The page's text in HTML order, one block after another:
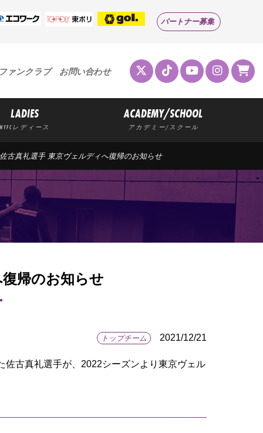
パートナー募集
ァンクラブ お問い合わせ
LADIES
MYFCレディース
ACADEMY/SCHOOL
アカデミー/スクール
古真礼選手 東京ヴェルディへ復帰のお知らせ
帰のお知らせ
トップチーム 2021/12/21
佐古真礼選手が、2022シーズンより東京ヴェル